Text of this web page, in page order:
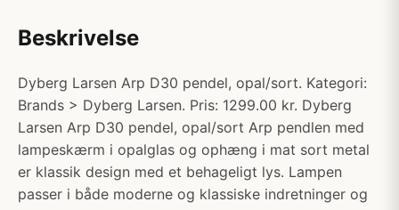
Beskrivelse
Dyberg Larsen Arp D30 pendel, opal/sort. Kategori:
Brands > Dyberg Larsen. Pris: 1299.00 kr. Dyberg
Larsen Arp D30 pendel, opal/sort Arp pendlen med
lampeskærm i opalglas og ophæng i mat sort metal
er klassik design med et behageligt lys. Lampen
passer i både moderne og klassiske indretninger og